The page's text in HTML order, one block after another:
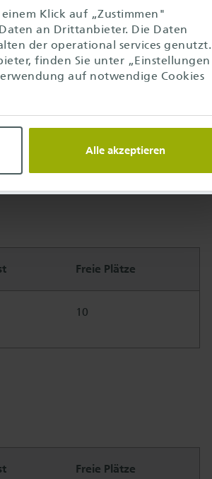
Klick auf „Zustimmen"
an Drittanbieter. Die Daten
der operational services genutzt.
finden Sie unter „Einstellungen
auf notwendige Cookies
Alle akzeptieren
Freie Plätze
10
Freie Plätze
10
Freie Plätze